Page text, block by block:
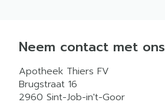
Neem contact met
Apotheek Thiers FV
Brugstraat 16
2960 Sint-Job-in't-Goor